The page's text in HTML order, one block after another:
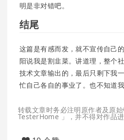
明是非对错吧。
结尾
这篇是有感而发，就不宣传自己
阳说我是割韭菜。讲道理，整个
技术文章输出的，最后只剩下我
忙自己各自的事业了。也不知道
转载文章时务必注明原作者及原
TesterHome 」，并不得对作品进